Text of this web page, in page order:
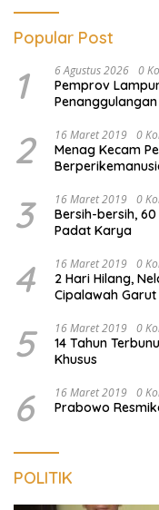
Popular Post
1 6 Agustus 2026 0
Pemprov
2 16 Maret 2019 0
Menag Kecam
3 16 Maret 2019 0
Bersih-bersih,
Padat Karya
4 16 Maret 2019 0
2 Hari Hilang,
Cipalawah Garut
5 16 Maret 2019 0
14 Tahun
Khusus
6 16 Maret 2019 0
Prabowo
POLITIK